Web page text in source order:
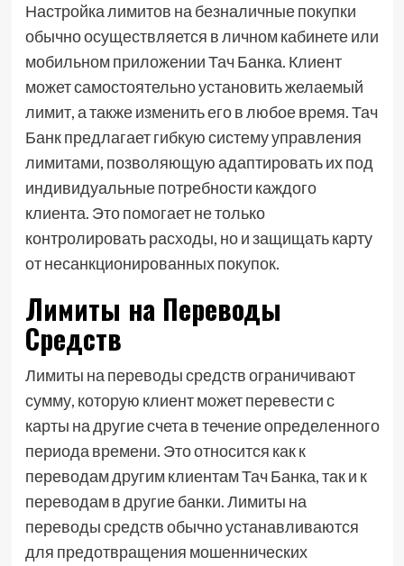
Настройка лимитов на безналичные покупки
обычно осуществляется в личном кабинете или
мобильном приложении Тач Банка. Клиент
может самостоятельно установить желаемый
лимит, а также изменить его в любое время. Тач
Банк предлагает гибкую систему управления
лимитами, позволяющую адаптировать их под
индивидуальные потребности каждого
клиента. Это помогает не только
контролировать расходы, но и защищать карту
от несанкционированных покупок.
Лимиты на Переводы
Средств
Лимиты на переводы средств ограничивают
сумму, которую клиент может перевести с
карты на другие счета в течение определенного
периода времени. Это относится как к
переводам другим клиентам Тач Банка, так и к
переводам в другие банки. Лимиты на
переводы средств обычно устанавливаются
для предотвращения мошеннических